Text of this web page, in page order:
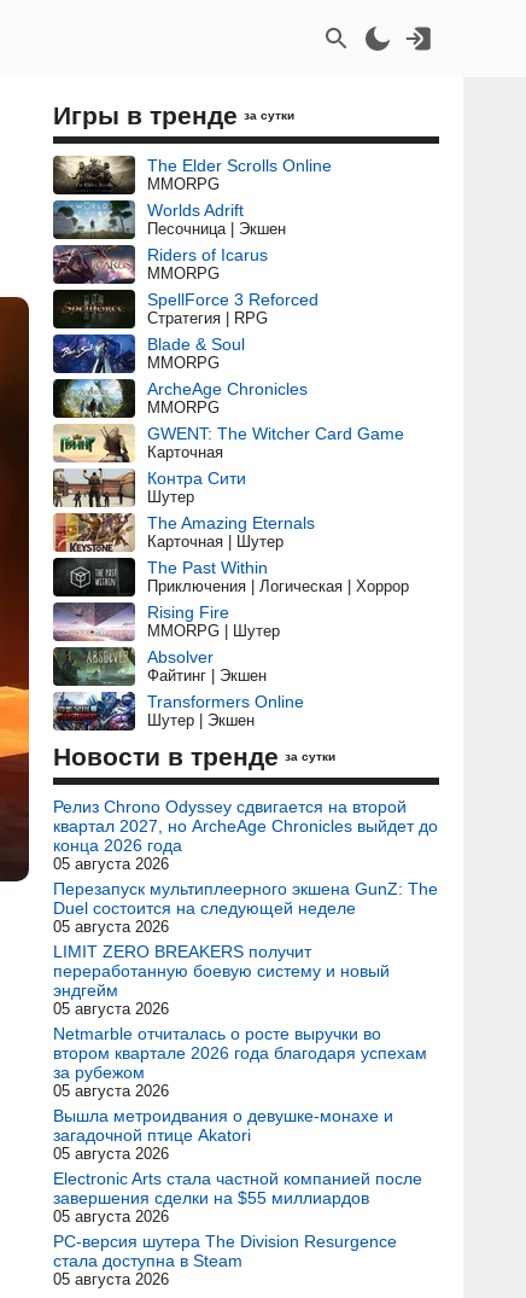
Игры в тренде за сутки
The Elder Scrolls Online
MMORPG
Worlds Adrift
Песочница | Экшен
Riders of Icarus
MMORPG
SpellForce 3 Reforced
Стратегия | RPG
Blade & Soul
MMORPG
ArcheAge Chronicles
MMORPG
GWENT: The Witcher Card Game
Карточная
Контра Сити
Шутер
The Amazing Eternals
Карточная | Шутер
The Past Within
Приключения | Логическая | Хоррор
Rising Fire
MMORPG | Шутер
Absolver
Файтинг | Экшен
Transformers Online
Шутер | Экшен
Новости в тренде за сутки
Релиз Chrono Odyssey сдвигается на второй
квартал 2027, но ArcheAge Chronicles выйдет до
конца 2026 года
05 августа 2026
Перезапуск мультиплеерного экшена GunZ: The
Duel состоится на следующей неделе
05 августа 2026
LIMIT ZERO BREAKERS получит
переработанную боевую систему и новый
эндгейм
05 августа 2026
Netmarble отчиталась о росте выручки во
втором квартале 2026 года благодаря успехам
за рубежом
05 августа 2026
Вышла метроидвания о девушке-монахе и
загадочной птице Akatori
05 августа 2026
Electronic Arts стала частной компанией после
завершения сделки на $55 миллиардов
05 августа 2026
PC-версия шутера The Division Resurgence
стала доступна в Steam
05 августа 2026